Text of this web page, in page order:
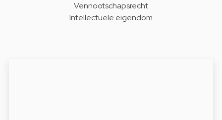
Vennootschapsrecht
Intellectuele eigendom